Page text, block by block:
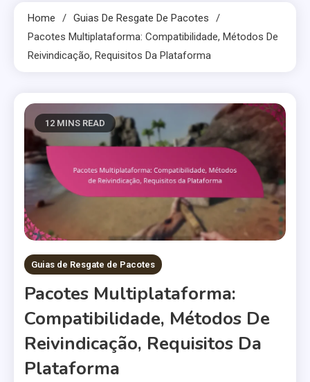
Home
Guias De Resgate De Pacotes
Pacotes Multiplataforma: Compatibilidade, Métodos De
Reivindicação, Requisitos Da Plataforma
12 MINS READ
Guias de Resgate de Pacotes
Pacotes Multiplataforma:
Compatibilidade, Métodos De
Reivindicação, Requisitos Da
Plataforma